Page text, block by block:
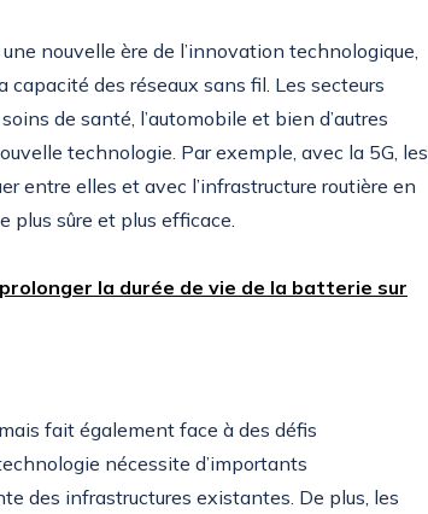
nouvelle ère de l’innovation technologique,
des réseaux sans fil. Les secteurs
de santé, l’automobile et bien d’autres
technologie. Par exemple, avec la 5G, les
entre elles et avec l’infrastructure routière en
plus sûre et plus efficace.
la durée de vie de la batterie sur
fait également face à des défis
nécessite d’importants
des infrastructures existantes. De plus, les